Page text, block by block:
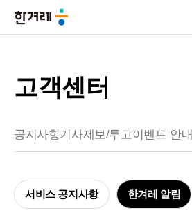
고객센터
공지사항기사제보/투고이벤트 안내
서비스 공지사항 한겨레 알림